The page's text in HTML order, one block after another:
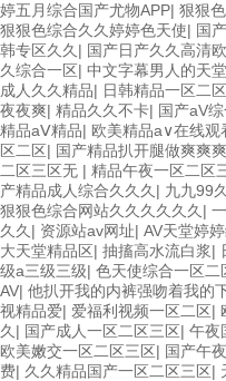
婷五月综合国产尤物APP| 狠狠
狠狠色综合久久婷婷色天使| 国
韩专区久久 | 国产日产久久高清
久综合一区| 中文字幕男人的天堂
成人久久精品| 日韩精品一区二
夜夜爽| 精品久久不卡| 国产aV
精品aⅤ精品| 欧美精品a∨在线观
区二区| 国产精品扒开腿做爽爽爽
二区三区无 | 精品午夜一区二区
产精品成人综合久久久 | 九九99
狠狠色综合网站久久久久久久 |
久久 | 资源站av网址| AV天堂婷
大天堂精品区| 抽搐高水流白浆|
级a三级三级| 色天使综合一区二
AV| 他扒开我的内裤强吻着我的
视精品爱| 爱福利视频一区二区|
久 | 国产成人一区二区三区| 午夜
欧美嫩交一区二区三区| 国产午
费| 久久精品国产一区二区三区|